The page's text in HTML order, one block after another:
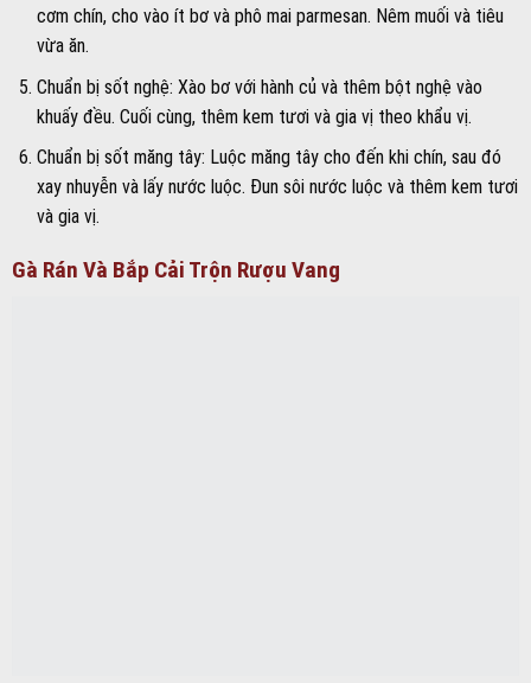
cơm chín, cho vào ít bơ và phô mai parmesan. Nêm muối và tiêu
vừa ăn.
Chuẩn bị sốt nghệ: Xào bơ với hành củ và thêm bột nghệ vào
khuấy đều. Cuối cùng, thêm kem tươi và gia vị theo khẩu vị.
Chuẩn bị sốt măng tây: Luộc măng tây cho đến khi chín, sau đó
xay nhuyễn và lấy nước luộc. Đun sôi nước luộc và thêm kem tươi
và gia vị.
Gà Rán Và Bắp Cải Trộn Rượu Vang